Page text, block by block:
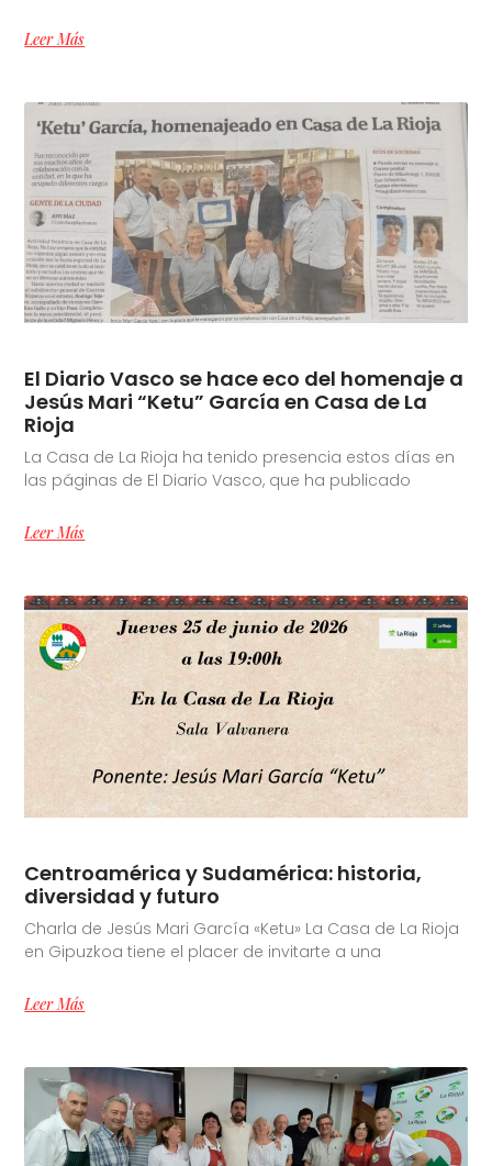
Leer Más
El Diario Vasco se hace eco del homenaje a
Jesús Mari “Ketu” García en Casa de La
Rioja
La Casa de La Rioja ha tenido presencia estos días en
las páginas de El Diario Vasco, que ha publicado
Leer Más
Centroamérica y Sudamérica: historia,
diversidad y futuro
Charla de Jesús Mari García «Ketu» La Casa de La Rioja
en Gipuzkoa tiene el placer de invitarte a una
Leer Más